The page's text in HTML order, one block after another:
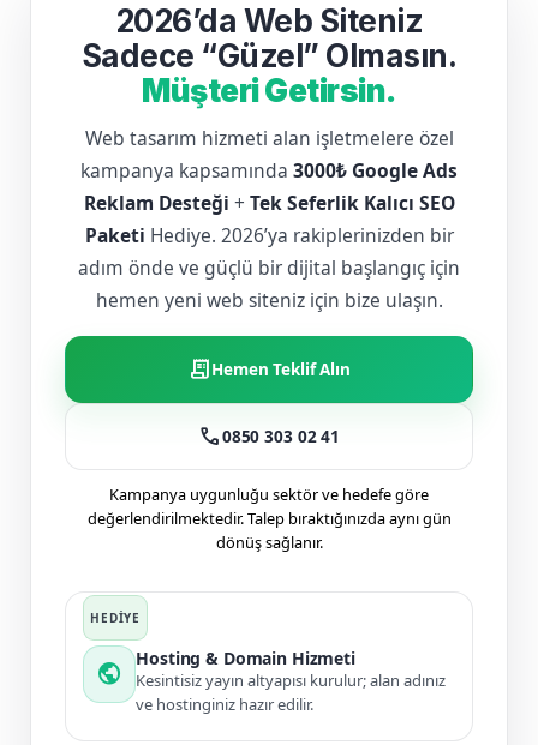
2026’da Web Siteniz
Sadece “Güzel” Olmasın.
Müşteri Getirsin.
Web tasarım hizmeti alan işletmelere özel
kampanya kapsamında 3000₺ Google Ads
Reklam Desteği + Tek Seferlik Kalıcı SEO
Paketi Hediye. 2026’ya rakiplerinizden bir
adım önde ve güçlü bir dijital başlangıç için
hemen yeni web siteniz için bize ulaşın.
receipt_longHemen Teklif Alın
call0850 303 02 41
Kampanya uygunluğu sektör ve hedefe göre
değerlendirilmektedir. Talep bıraktığınızda aynı gün
dönüş sağlanır.
public
Hosting & Domain Hizmeti
Kesintisiz yayın altyapısı kurulur; alan adınız
ve hostinginiz hazır edilir.